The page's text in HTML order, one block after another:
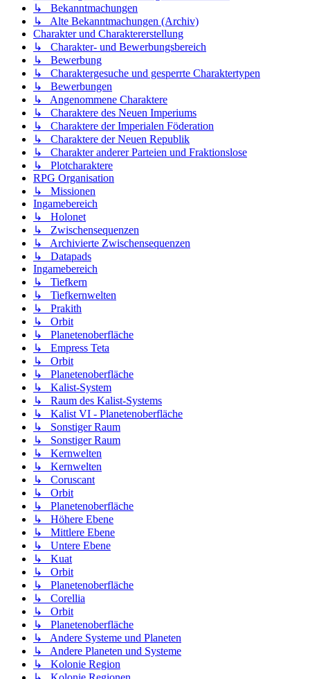
↳ Bekanntmachungen
↳ Alte Bekanntmachungen (Archiv)
Charakter und Charaktererstellung
↳ Charakter- und Bewerbungsbereich
↳ Bewerbung
↳ Charaktergesuche und gesperrte Charaktertypen
↳ Bewerbungen
↳ Angenommene Charaktere
↳ Charaktere des Neuen Imperiums
↳ Charaktere der Imperialen Föderation
↳ Charaktere der Neuen Republik
↳ Charakter anderer Parteien und Fraktionslose
↳ Plotcharaktere
RPG Organisation
↳ Missionen
Ingamebereich
↳ Holonet
↳ Zwischensequenzen
↳ Archivierte Zwischensequenzen
↳ Datapads
Ingamebereich
↳ Tiefkern
↳ Tiefkernwelten
↳ Prakith
↳ Orbit
↳ Planetenoberfläche
↳ Empress Teta
↳ Orbit
↳ Planetenoberfläche
↳ Kalist-System
↳ Raum des Kalist-Systems
↳ Kalist VI - Planetenoberfläche
↳ Sonstiger Raum
↳ Sonstiger Raum
↳ Kernwelten
↳ Kernwelten
↳ Coruscant
↳ Orbit
↳ Planetenoberfläche
↳ Höhere Ebene
↳ Mittlere Ebene
↳ Untere Ebene
↳ Kuat
↳ Orbit
↳ Planetenoberfläche
↳ Corellia
↳ Orbit
↳ Planetenoberfläche
↳ Andere Systeme und Planeten
↳ Andere Planeten und Systeme
↳ Kolonie Region